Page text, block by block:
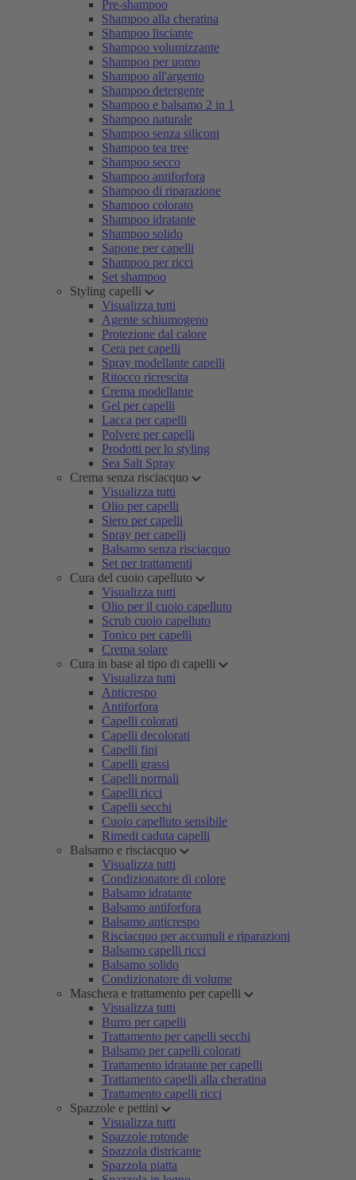
Pre-shampoo
Shampoo alla cheratina
Shampoo lisciante
Shampoo volumizzante
Shampoo per uomo
Shampoo all'argento
Shampoo detergente
Shampoo e balsamo 2 in 1
Shampoo naturale
Shampoo senza siliconi
Shampoo tea tree
Shampoo secco
Shampoo antiforfora
Shampoo di riparazione
Shampoo colorato
Shampoo idratante
Shampoo solido
Sapone per capelli
Shampoo per ricci
Set shampoo
Styling capelli
Visualizza tutti
Agente schiumogeno
Protezione dal calore
Cera per capelli
Spray modellante capelli
Ritocco ricrescita
Crema modellante
Gel per capelli
Lacca per capelli
Polvere per capelli
Prodotti per lo styling
Sea Salt Spray
Crema senza risciacquo
Visualizza tutti
Olio per capelli
Siero per capelli
Spray per capelli
Balsamo senza risciacquo
Set per trattamenti
Cura del cuoio capelluto
Visualizza tutti
Olio per il cuoio capelluto
Scrub cuoio capelluto
Tonico per capelli
Crema solare
Cura in base al tipo di capelli
Visualizza tutti
Anticrespo
Antiforfora
Capelli colorati
Capelli decolorati
Capelli fini
Capelli grassi
Capelli normali
Capelli ricci
Capelli secchi
Cuoio capelluto sensibile
Rimedi caduta capelli
Balsamo e risciacquo
Visualizza tutti
Condizionatore di colore
Balsamo idratante
Balsamo antiforfora
Balsamo anticrespo
Risciacquo per accumuli e riparazioni
Balsamo capelli ricci
Balsamo solido
Condizionatore di volume
Maschera e trattamento per capelli
Visualizza tutti
Burro per capelli
Trattamento per capelli secchi
Balsamo per capelli colorati
Trattamento idratante per capelli
Trattamento capelli alla cheratina
Trattamento capelli ricci
Spazzole e pettini
Visualizza tutti
Spazzole rotonde
Spazzola districante
Spazzola piatta